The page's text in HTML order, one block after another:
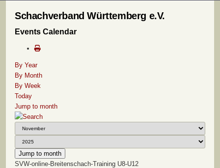
Schachverband Württemberg e.V.
Events Calendar
By Year
By Month
By Week
Today
Jump to month
Jump to month
SVW-online-Breitenschach-Training U8-U12